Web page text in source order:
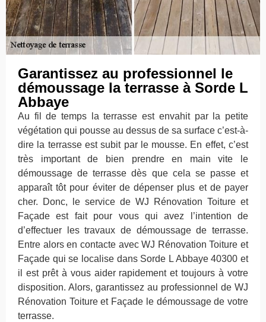
Garantissez au professionnel le
démoussage la terrasse à Sorde L
Abbaye
Au fil de temps la terrasse est envahit par la petite
végétation qui pousse au dessus de sa surface c’est-à-
dire la terrasse est subit par le mousse. En effet, c’est
très important de bien prendre en main vite le
démoussage de terrasse dès que cela se passe et
apparaît tôt pour éviter de dépenser plus et de payer
cher. Donc, le service de WJ Rénovation Toiture et
Façade est fait pour vous qui avez l’intention de
d’effectuer les travaux de démoussage de terrasse.
Entre alors en contacte avec WJ Rénovation Toiture et
Façade qui se localise dans Sorde L Abbaye 40300 et
il est prêt à vous aider rapidement et toujours à votre
disposition. Alors, garantissez au professionnel de WJ
Rénovation Toiture et Façade le démoussage de votre
terrasse.